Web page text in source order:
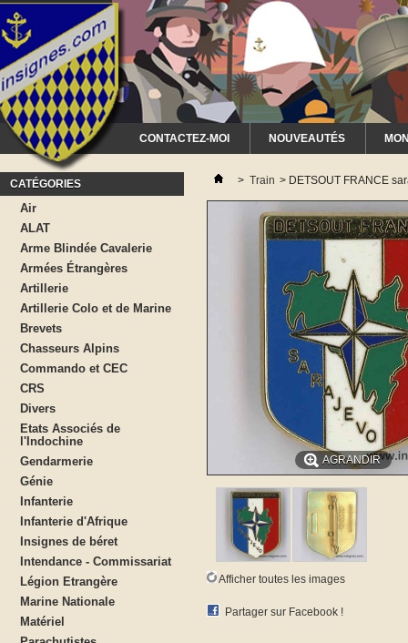
CONTACTEZ-MOI NOUVEAUTÉS
CATÉGORIES
Air
ALAT
Arme Blindée Cavalerie
Armées Étrangères
Artillerie
Artillerie Colo et de Marine
Brevets
Chasseurs Alpins
Commando et CEC
CRS
Divers
Etats Associés de
l'Indochine
Gendarmerie
Génie
Infanterie
Infanterie d'Afrique
Insignes de béret
Intendance - Commissariat
Légion Etrangère
Marine Nationale
Matériel
> Train > DETSOUT FRANCE
AGRANDIR
Afficher toutes les images
Partager sur Facebook !